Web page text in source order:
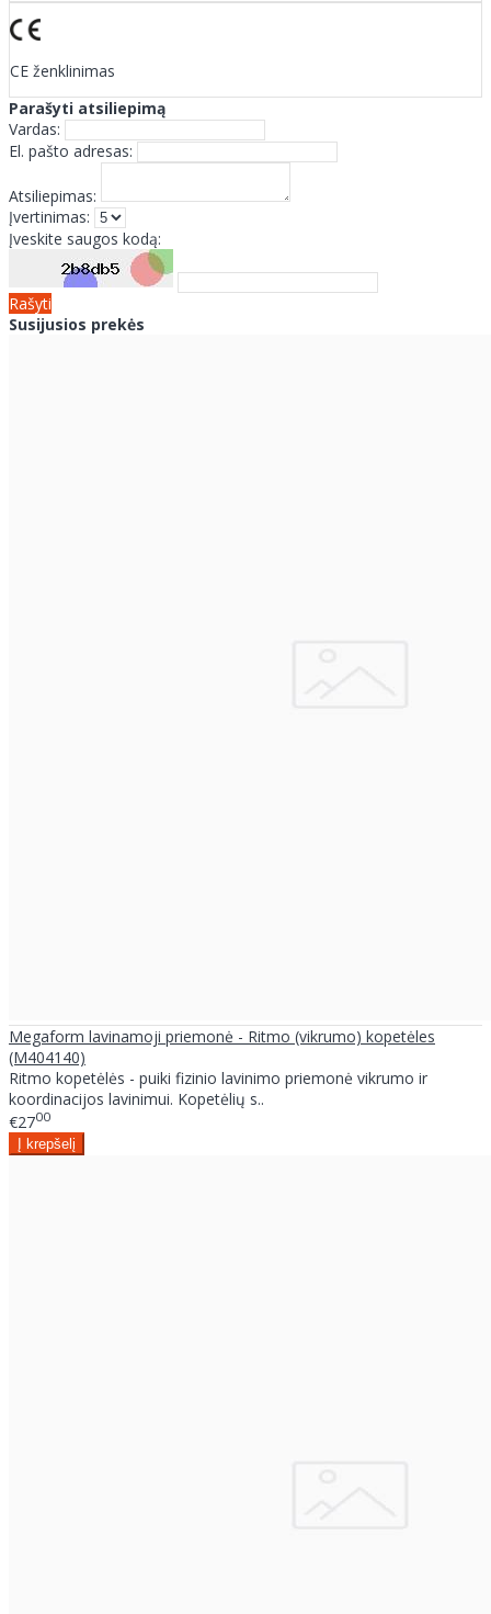
CE ženklinimas
Parašyti atsiliepimą
Vardas:
El. pašto adresas:
Atsiliepimas:
Įvertinimas:
Įveskite saugos kodą:
Rašyti
Susijusios prekės
Megaform lavinamoji priemonė - Ritmo (vikrumo) kopetėles
(M404140)
Ritmo kopetėlės - puiki fizinio lavinimo priemonė vikrumo ir
koordinacijos lavinimui. Kopetėlių s..
€2700